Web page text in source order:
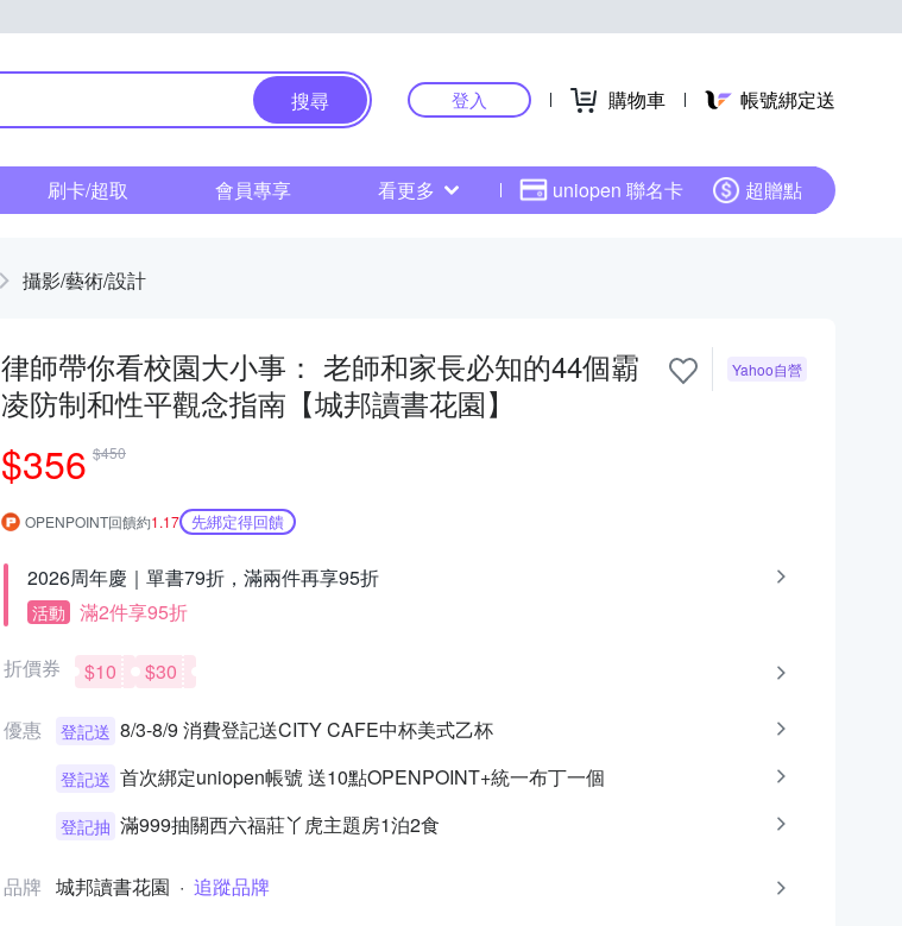
搜尋 登入 購物車 帳號綁定送
刷卡/超取 會員專享 看更多 uniopen 聯名卡 超贈點
攝影/藝術/設計
律師帶你看校園大小事： 老師和家長必知的44個霸
凌防制和性平觀念指南【城邦讀書花園】
$356 $450
Yahoo自營
OPENPOINT回饋約1.17 先綁定得回饋
2026周年慶｜單書79折，滿兩件再享95折
活動 滿2件享95折
折價券 $10 $30
優惠 登記送 8/3-8/9 消費登記送CITY CAFE中杯美式乙杯
登記送 首次綁定uniopen帳號 送10點OPENPOINT+統一布丁一個
登記抽 滿999抽關西六福莊丫虎主題房1泊2食
品牌 城邦讀書花園 · 追蹤品牌